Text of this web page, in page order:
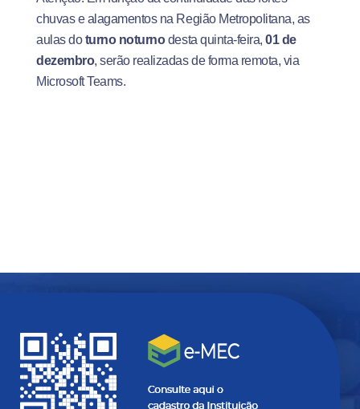
chuvas e alagamentos na Região Metropolitana, as
aulas doturno noturnodesta quinta-feira,01 de
dezembro, serão realizadas de forma remota, via
Microsoft Teams.